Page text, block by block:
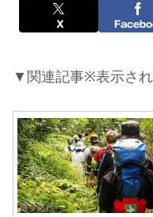
X
▼関連記事※表示さ